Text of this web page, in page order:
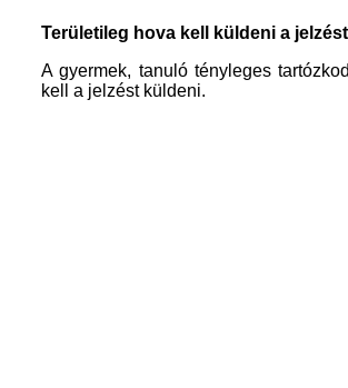
Területileg hova kell küldeni a
A gyermek, tanuló tényleges
kell a jelzést küldeni.